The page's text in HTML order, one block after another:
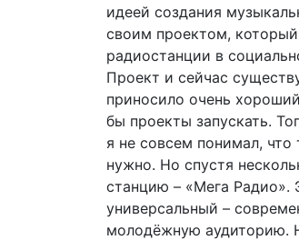
идеей создания
своим проектом,
радиостанции в
Проект и сейчас
приносило очень
бы проекты запускать.
я не совсем понимал,
нужно. Но спустя
станцию – «Мега Радио».
универсальный –
молодёжную аудиторию.